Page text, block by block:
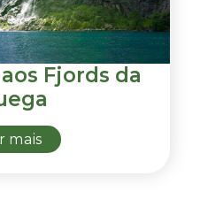
Fjords da
mais